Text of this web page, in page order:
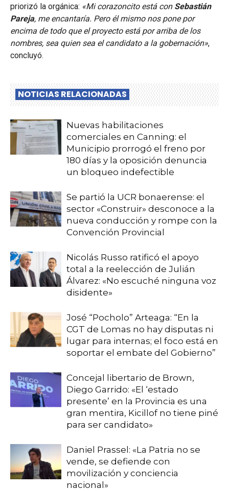
priorizó la orgánica: «Mi corazoncito está con Sebastián
Pareja, me encantaría. Pero él mismo nos pone por
encima de todo que el proyecto está por arriba de los
nombres, sea quien sea el candidato a la gobernación»,
concluyó.
NOTICIAS RELACIONADAS
Nuevas habilitaciones
comerciales en Canning: el
Municipio prorrogó el freno por
180 días y la oposición denuncia
un bloqueo indefectible
Se partió la UCR bonaerense: el
sector «Construir» desconoce a la
nueva conducción y rompe con la
Convención Provincial
Nicolás Russo ratificó el apoyo
total a la reelección de Julián
Álvarez: «No escuché ninguna voz
disidente»
José “Pocholo” Arteaga: “En la
CGT de Lomas no hay disputas ni
lugar para internas; el foco está en
soportar el embate del Gobierno”
Concejal libertario de Brown,
Diego Garrido: «El ‘estado
presente’ en la Provincia es una
gran mentira, Kicillof no tiene piné
para ser candidato»
Daniel Prassel: «La Patria no se
vende, se defiende con
movilización y conciencia
nacional»